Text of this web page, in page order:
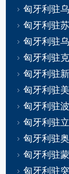
匈牙利驻
匈牙利驻
匈牙利驻
匈牙利驻
匈牙利驻
匈牙利驻
匈牙利驻
匈牙利驻
匈牙利驻
匈牙利驻
匈牙利驻